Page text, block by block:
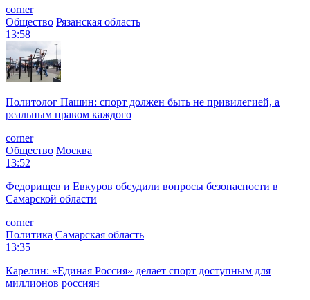
corner
Общество Рязанская область
13:58
Политолог Пашин: спорт должен быть не привилегией, а
реальным правом каждого
corner
Общество Москва
13:52
Федорищев и Евкуров обсудили вопросы безопасности в
Самарской области
corner
Политика Самарская область
13:35
Карелин: «Единая Россия» делает спорт доступным для
миллионов россиян